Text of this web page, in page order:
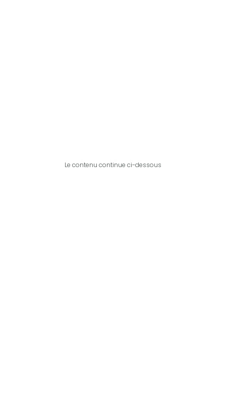
Le contenu continue ci-dessous